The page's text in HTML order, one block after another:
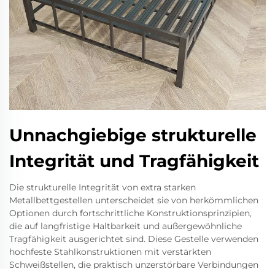
Unnachgiebige strukturelle
Integrität und Tragfähigkeit
Die strukturelle Integrität von extra starken
Metallbettgestellen unterscheidet sie von herkömmlichen
Optionen durch fortschrittliche Konstruktionsprinzipien,
die auf langfristige Haltbarkeit und außergewöhnliche
Tragfähigkeit ausgerichtet sind. Diese Gestelle verwenden
hochfeste Stahlkonstruktionen mit verstärkten
Schweißstellen, die praktisch unzerstörbare Verbindungen